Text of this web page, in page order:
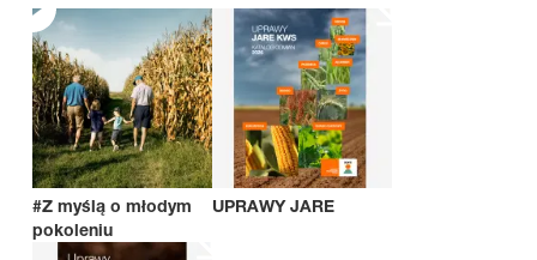
#Z myślą o młodym
pokoleniu
UPRAWY JARE